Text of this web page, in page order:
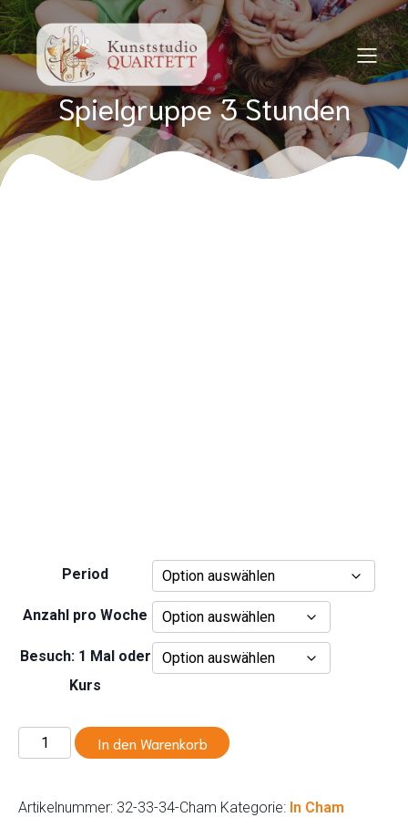
Spielgruppe 3 Stunden
Period
Anzahl pro Woche
Besuch: 1 Mal oder
Kurs
Spielgruppe
3
In den Warenkorb
Artikelnummer: 32-33-34-Cham Kategorie: In Cham